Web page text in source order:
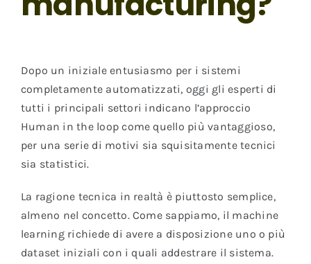
Dopo un iniziale entusiasmo per i sistemi
completamente automatizzati, oggi gli esperti di
tutti i principali settori indicano l’approccio
Human in the loop come quello più vantaggioso,
per una serie di motivi sia squisitamente tecnici
sia statistici.
La ragione tecnica in realtà è piuttosto semplice,
almeno nel concetto. Come sappiamo, il machine
learning richiede di avere a disposizione uno o più
dataset iniziali con i quali addestrare il sistema.